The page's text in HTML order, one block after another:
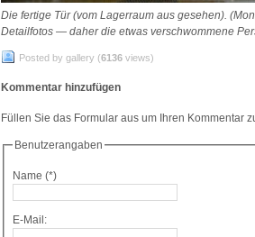
Die fertige Tür (vom Lagerraum aus gesehen).
Detailfotos — daher die etwas verschwommene
Posted by gallery (6136 views)
Kommentar hinzufügen
Füllen Sie das Formular aus um Ihren Kommentar
Benutzerangaben
Name (*)
E-Mail: